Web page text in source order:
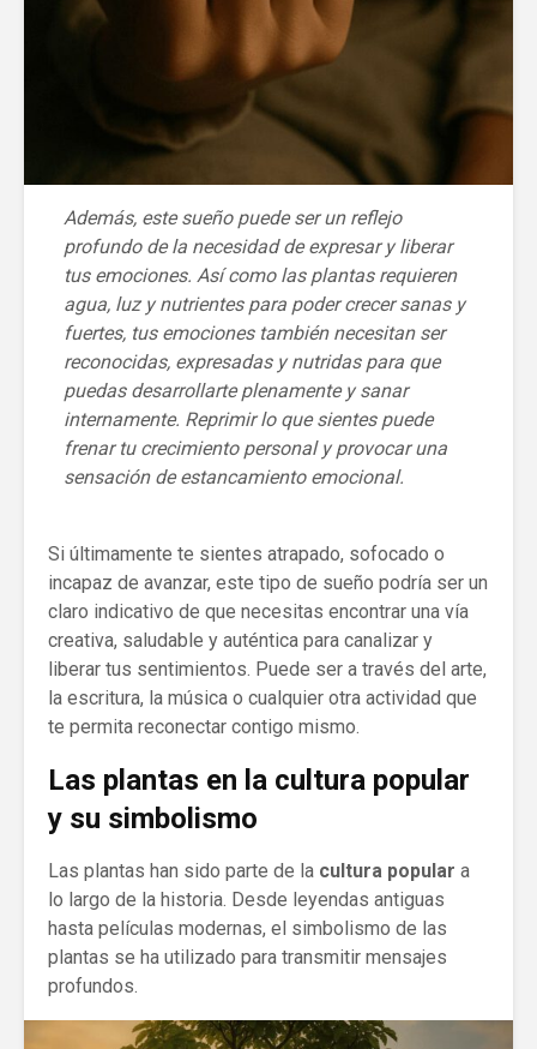
Además, este sueño puede ser un reflejo
profundo de la necesidad de expresar y liberar
tus emociones. Así como las plantas requieren
agua, luz y nutrientes para poder crecer sanas y
fuertes, tus emociones también necesitan ser
reconocidas, expresadas y nutridas para que
puedas desarrollarte plenamente y sanar
internamente. Reprimir lo que sientes puede
frenar tu crecimiento personal y provocar una
sensación de estancamiento emocional.
Si últimamente te sientes atrapado, sofocado o
incapaz de avanzar, este tipo de sueño podría ser un
claro indicativo de que necesitas encontrar una vía
creativa, saludable y auténtica para canalizar y
liberar tus sentimientos. Puede ser a través del arte,
la escritura, la música o cualquier otra actividad que
te permita reconectar contigo mismo.
Las plantas en la cultura popular
y su simbolismo
Las plantas han sido parte de la cultura popular a
lo largo de la historia. Desde leyendas antiguas
hasta películas modernas, el simbolismo de las
plantas se ha utilizado para transmitir mensajes
profundos.